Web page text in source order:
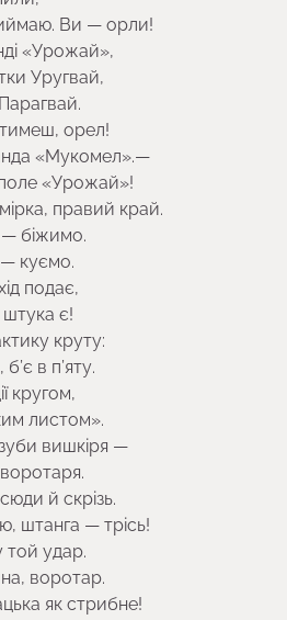
Ви — орли!
«Урожай»,
Уругвай,
орел!
«Мукомел».—
«Урожай»!
правий край.
— біжимо.
— куємо.
подає,
є!
круту:
в п’яту.
кругом,
листом».
вишкіря —
й скрізь.
штанга — трісь!
той удар.
воротар.
як стрибне!